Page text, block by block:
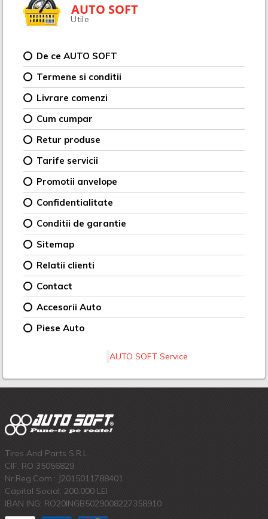
AUTO SOFT
Utile
De ce AUTO SOFT
Termene si conditii
Livrare comenzi
Cum cumpar
Retur produse
Tarife servicii
Promotii anvelope
Confidentialitate
Conditii de garantie
Sitemap
Relatii clienti
Contact
Accesorii Auto
Piese Auto
AUTO SOFT Service
Tires And Parts S.R.L.
CIF: RO 35056829
Nr.Reg.Com.: J2015011788401
Capital Social: 200.000 LEI
IBAN ING: RO20INGB5029008227358910